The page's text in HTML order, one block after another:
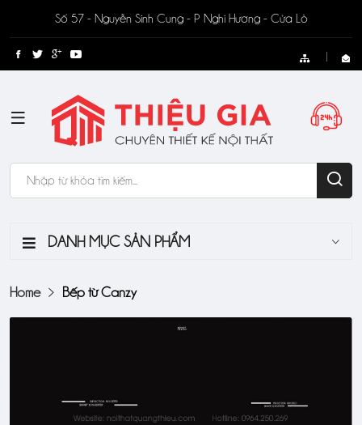
Số 57 - Nguyễn Sinh Cung - P Nghi Hương - Cửa Lò
DANH MỤC SẢN PHẨM
Home Bếp từ Canzy